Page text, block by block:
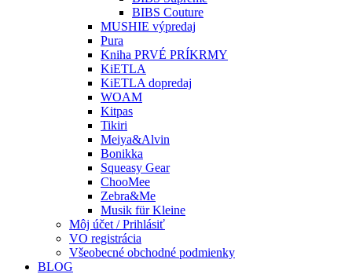
BIBS Couture
MUSHIE výpredaj
Pura
Kniha PRVÉ PRÍKRMY
KiETLA
KiETLA dopredaj
WOAM
Kitpas
Tikiri
Meiya&Alvin
Bonikka
Squeasy Gear
ChooMee
Zebra&Me
Musik für Kleine
Môj účet / Prihlásiť
VO registrácia
Všeobecné obchodné podmienky
BLOG